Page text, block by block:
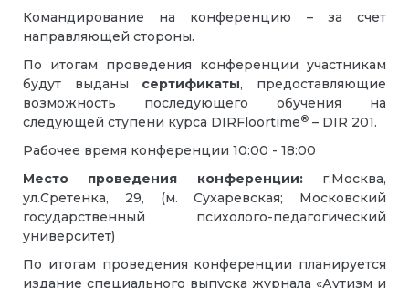
Командирование на конференцию – за счет
направляющей стороны.
По итогам проведения конференции участникам
будут выданы сертификаты, предоставляющие
возможность последующего обучения на
следующей ступени курса DIRFloortime® – DIR 201.
Рабочее время конференции 10:00 - 18:00
Место проведения конференции:г.Москва,
ул.Сретенка, 29, (м. Сухаревская; Московский
государственный психолого-педагогический
университет)
По итогам проведения конференции планируется
издание специального выпуска журнала «Аутизм и